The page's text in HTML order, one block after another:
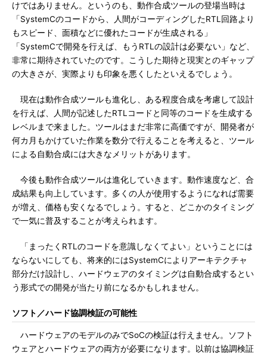
けではありません。というのも、動作合成ツールの登場当時は
「SystemCのコードから、人間がコーディングしたRTL回路より
もスピード、面積などに優れたコードが生成される」
「SystemCで開発を行えば、もうRTLの設計は必要ない」など、
非常に期待されていたのです。こうした期待と現実とのギャップ
の大きさが、実際よりも印象を悪くしたといえるでしょう。
現在は動作合成ツールも進化し、ある程度合成を考慮して設計
を行えば、人間が記述したRTLコードと同等のコードを生成する
レベルまで来ました。ツールはまだ非常に高価ですが、開発者が
何カ月もかけていた作業を数分で行えることを考えると、ツール
による自動合成には大きなメリットがあります。
今後も動作合成ツールは進化していきます。動作速度など、合
成結果も向上しています。多くの人が使用するようになれば需要
が増え、価格も安くなるでしょう。すると、どこかのタイミング
で一気に普及することが考えられます。
「まったくRTLのコードを意識しなくてよい」ということには
ならないにしても、将来的にはSystemCによりアーキテクチャ
部分だけ設計し、ハードウェアのタイミングは自動合成するとい
う形式での開発が当たり前になるかもしれません。
ソフト／ハード協調検証の可能性
ハードウェアのモデルのみでSoCの検証は行えません。ソフト
ウェアとハードウェアの両方が必要になります。以前は協調検証